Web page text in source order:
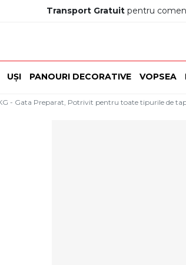
Transport Gratuitpentru
UȘI PANOURI DECORATIVE VOPSEA
- Gata Preparat, Potrivit pentru toate tipurile de